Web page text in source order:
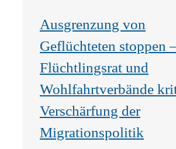
Ausgrenzung von
Geflüchteten stoppen
Flüchtlingsrat und
Wohlfahrtverbände
Verschärfung der
Migrationspolitik